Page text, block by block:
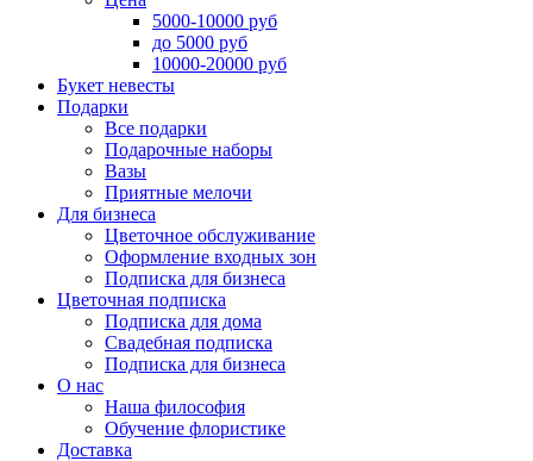
5000-10000 руб
до 5000 руб
10000-20000 руб
Букет невесты
Подарки
Все подарки
Подарочные наборы
Вазы
Приятные мелочи
Для бизнеса
Цветочное обслуживание
Оформление входных зон
Подписка для бизнеса
Цветочная подписка
Подписка для дома
Свадебная подписка
Подписка для бизнеса
О нас
Наша философия
Обучение флористике
Доставка